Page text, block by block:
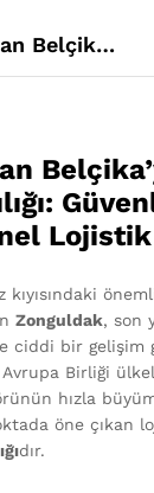
Zonguldak’tan Belçika’ya Parsiyel Tır
kıyısındaki
Zonguldak, son
ciddi bir gelişim
Avrupa Birliği
hızla
öne çıkan
dır.